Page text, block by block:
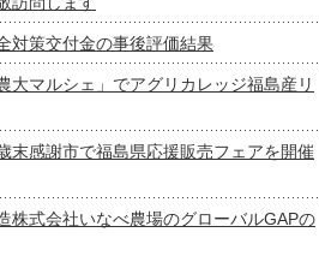
対策交付金の事後評価結果
大マルシェ」でアグリカレッジ福島産リ
末感謝市で福島県応援販売フェアを開催
株式会社いなべ農場のグローバルGAPの